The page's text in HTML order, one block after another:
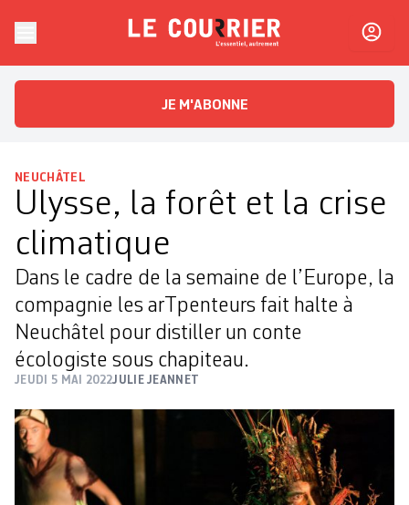
Le CourrierL'essentiel, autrement
JE M'ABONNE
NEUCHÂTEL
Ulysse, la forêt et la crise
climatique
Dans le cadre de la semaine de l’Europe, la
compagnie les arTpenteurs fait halte à
Neuchâtel pour distiller un conte
écologiste sous chapiteau.
JEUDI 5 MAI 2022JULIE JEANNET